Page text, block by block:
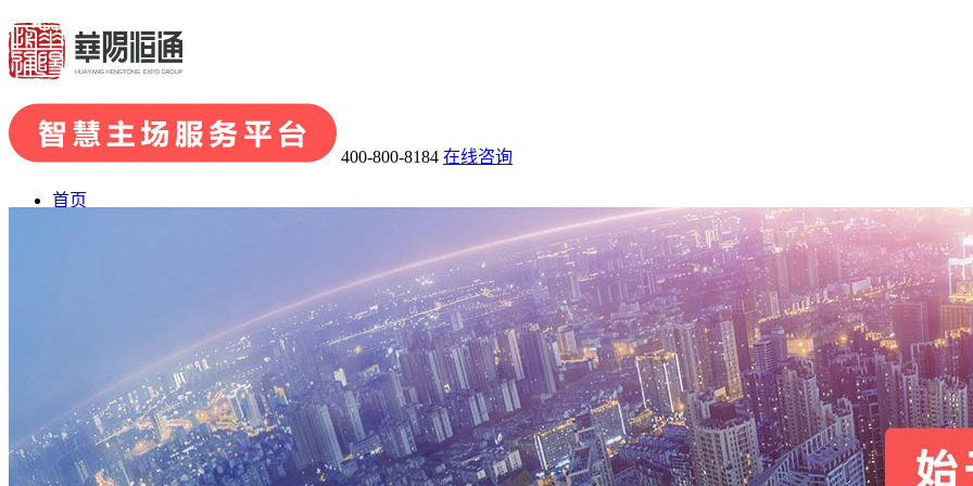
400-800-8184 在线咨询
首页
· 企业文化
· 会展品牌策划· 会展组织及承办 · 主场运营管理· 场馆运营管理 · 智慧会展服务体系· 绿色环保会展服务体系· 展馆展厅设
会展案例
展陈案例
新闻中心
联系我们